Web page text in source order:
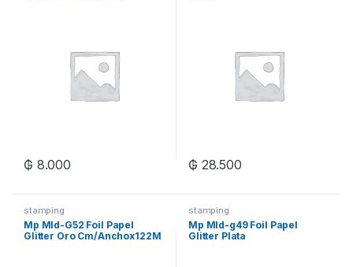
₲ 8.000 ₲ 28.500
stamping
Mp Mld-G52 Foil Papel
Glitter Oro Cm/Anchox122M
stamping
Mp Mld-g49 Foil Papel
Glitter Plata